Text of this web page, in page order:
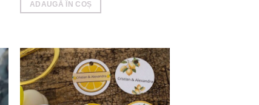
ADAUGĂ ÎN COȘ
Add to
wishlist